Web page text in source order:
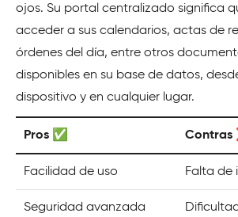
ojos. Su portal centralizado significa
acceder a sus calendarios, actas de
órdenes del día, entre otros
disponibles en su base de datos,
dispositivo y en cualquier lugar.
Pros ✅ Contras
Facilidad de uso Falta de
Seguridad avanzada